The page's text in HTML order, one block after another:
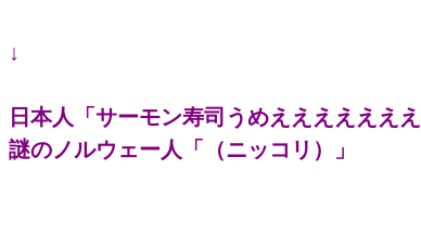
↓
日本人「サーモン寿司うめええええええ
謎のノルウェー人「（ニッコリ）」